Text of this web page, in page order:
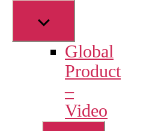
Show
sub
menuGlobal
Product
–
Video